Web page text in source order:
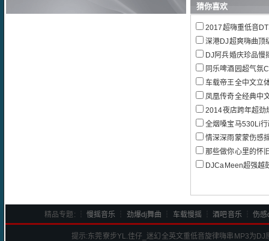
猜你喜欢
2017超嗨重低音
深港DJ超爽嗨曲顶
DJ阿兵婚庆珍品慢
同乐啤酒园超气氛
车载帝王全中文立体声
凤凰传奇全经典中
2014夜店跨年超劲爆
全烟嗓宝马530Li行政豪华
情深深雨蒙蒙伤感摇摆
那些做你心里的怀旧经典
DJCaMeen超强越鼓
精品专题: ┆ 慢摇音乐 劲爆dj舞曲 车载慢摇 ┆酒吧音乐┆伤感
提示:东莞寮步YL.佳仔_迷幻全英文重低音旋律嗨串 MP3为DJ